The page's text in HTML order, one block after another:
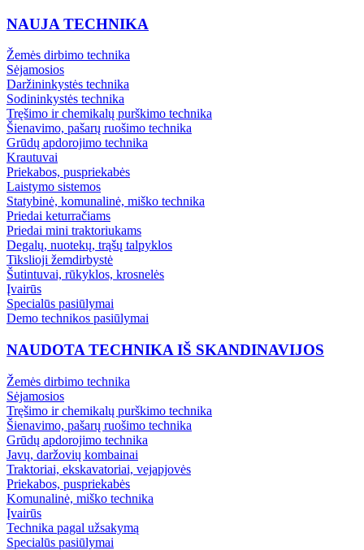
NAUJA TECHNIKA
Žemės dirbimo technika
Sėjamosios
Daržininkystės technika
Sodininkystės technika
Tręšimo ir chemikalų purškimo technika
Šienavimo, pašarų ruošimo technika
Grūdų apdorojimo technika
Krautuvai
Priekabos, puspriekabės
Laistymo sistemos
Statybinė, komunalinė, miško technika
Priedai keturračiams
Priedai mini traktoriukams
Degalų, nuotekų, trąšų talpyklos
Tikslioji žemdirbystė
Šutintuvai, rūkyklos, krosnelės
Įvairūs
Specialūs pasiūlymai
Demo technikos pasiūlymai
NAUDOTA TECHNIKA IŠ SKANDINAVIJOS
Žemės dirbimo technika
Sėjamosios
Tręšimo ir chemikalų purškimo technika
Šienavimo, pašarų ruošimo technika
Grūdų apdorojimo technika
Javų, daržovių kombainai
Traktoriai, ekskavatoriai, vejapjovės
Priekabos, puspriekabės
Komunalinė, miško technika
Įvairūs
Technika pagal užsakymą
Specialūs pasiūlymai